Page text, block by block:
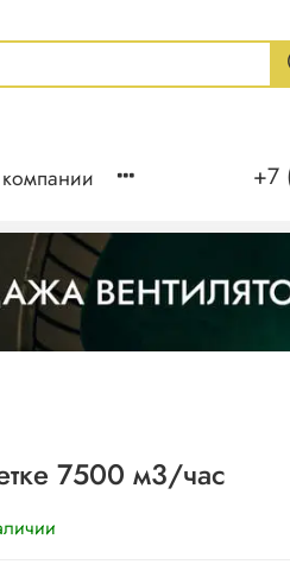
+7
7500 м3/час